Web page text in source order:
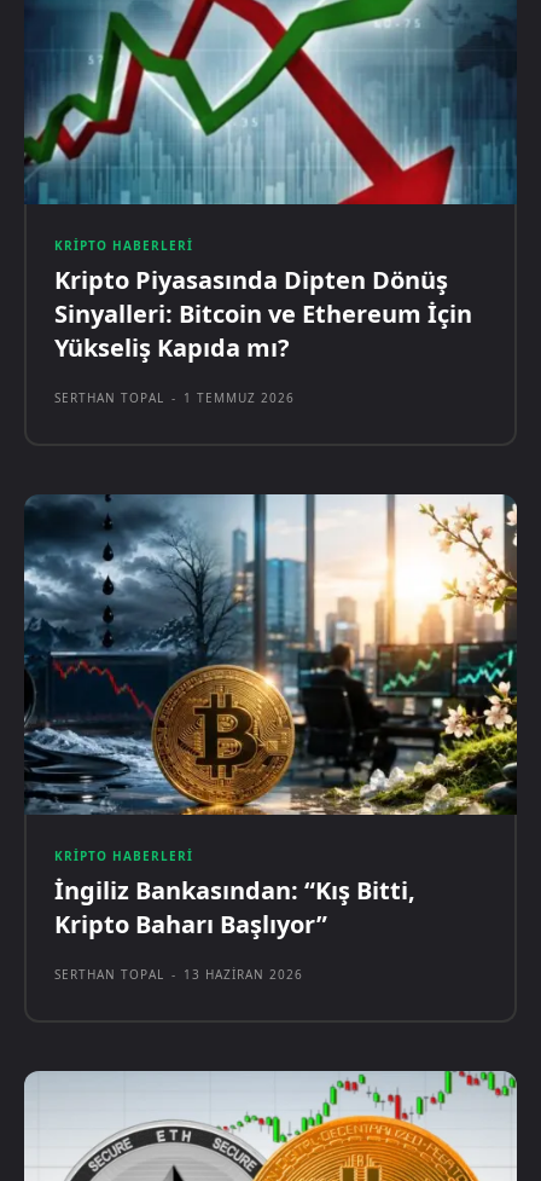
KRIPTO HABERLERI
Kripto Piyasasında Dipten Dönüş
Sinyalleri: Bitcoin ve Ethereum İçin
Yükseliş Kapıda mı?
SERTHAN TOPAL - 1 TEMMUZ 2026
KRIPTO HABERLERI
İngiliz Bankasından: “Kış Bitti,
Kripto Baharı Başlıyor”
SERTHAN TOPAL - 13 HAZIRAN 2026